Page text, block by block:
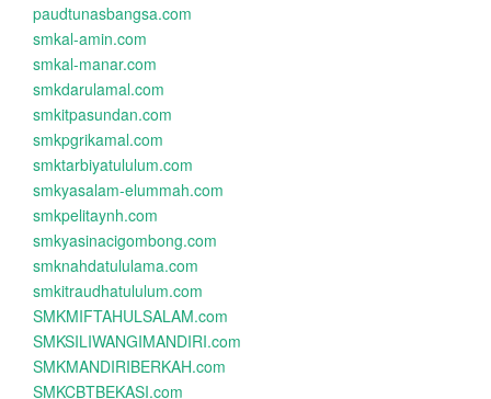
paudtunasbangsa.com
smkal-amin.com
smkal-manar.com
smkdarulamal.com
smkitpasundan.com
smkpgrikamal.com
smktarbiyatululum.com
smkyasalam-elummah.com
smkpelitaynh.com
smkyasinacigombong.com
smknahdatululama.com
smkitraudhatululum.com
SMKMIFTAHULSALAM.com
SMKSILIWANGIMANDIRI.com
SMKMANDIRIBERKAH.com
SMKCBTBEKASI.com